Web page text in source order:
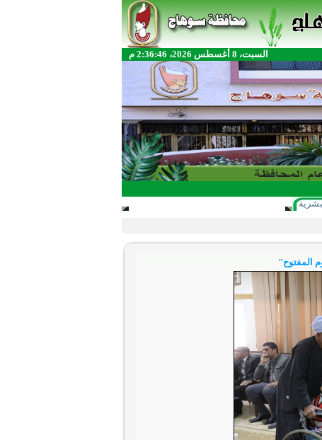
السبت، 8 أغسطس 2026، 2:36:46 م
المفتوح"